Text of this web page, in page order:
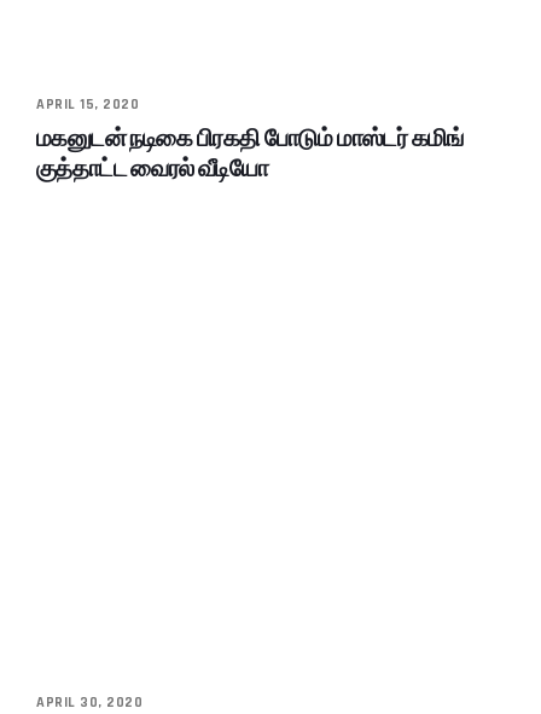
APRIL 15, 2020
மகனுடன் நடிகை பிரகதி போடும் மாஸ்டர் கமிங்
குத்தாட்ட வைரல் வீடியோ
APRIL 30, 2020